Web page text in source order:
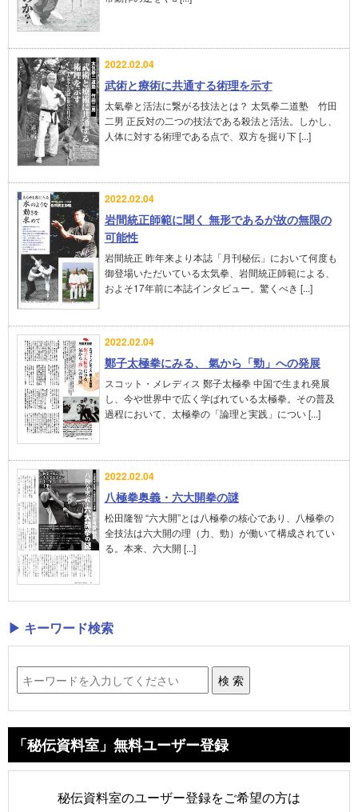
2022.02.04
武術と療術に共通する術理を示す
太氣拳と活法に繋がる技法とは？ 太気拳二道塾 竹田
二男 正反対の二つの技法である殺法と活法。しかし、
人体に対する術理である点で、双方を掘り下 [...]
2022.02.04
岩間統正師範に聞く 無形であるが故の無限の
可能性
岩間統正 昨年来より本誌「月刊秘伝」において何度も
御登場いただいている太気拳、岩間統正師範による、
およそ17年前に本誌インタビュー。驚くべき [...]
2022.02.04
鄭子太極拳にみる、 氣から「勁」への発展
スコット・メレディス 鄭子太極拳 中国で生まれ発展
し、今や世界中で広く学ばれている太極拳。その普及
過程において、太極拳の「論理と実践」につい [...]
2022.02.04
八極拳奥義・六大開拳の謎
松田隆智 “六大開”とは八極拳の核心であり、八極拳の
全技法は六大開の理（力、勁）が働いて構成されてい
る。本来、六大開 [...]
▶ キーワード検索
「秘伝資料室」無料ユーザー登録
秘伝資料室のユーザー登録をご希望の方は